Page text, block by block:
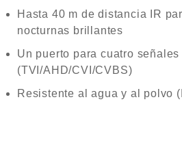
Hasta 40 m de distancia IR
nocturnas brillantes
Un puerto para cuatro
(TVI/AHD/CVI/CVBS)
Resistente al agua y al polvo